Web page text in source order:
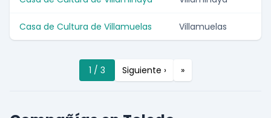
Casa de Cultura de Villamuelas Villamuelas
1 / 3 Siguiente › »